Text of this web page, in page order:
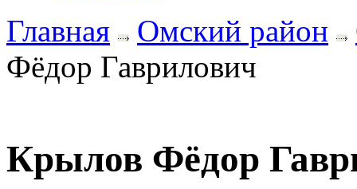
Главная
Омский район
Фёдор Гаврилович
Крылов Фёдор